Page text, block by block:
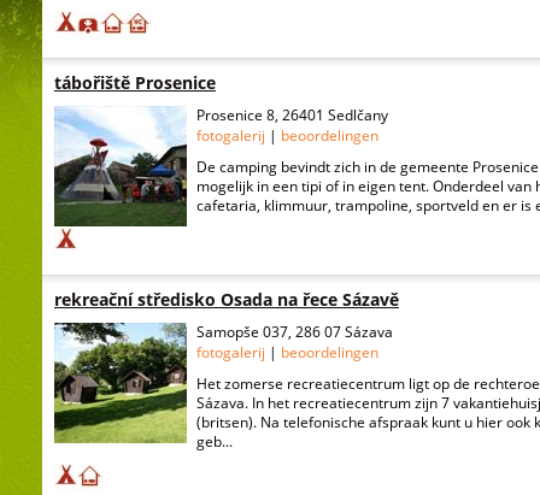
tábořiště Prosenice
Prosenice 8, 26401 Sedlčany
fotogalerij | beoordelingen
De camping bevindt zich in de gemeente
mogelijk in een tipi of in eigen tent. Onderdeel van
cafetaria, klimmuur, trampoline, sportveld en er is
rekreační středisko Osada na řece Sázavě
Samopše 037, 286 07 Sázava
fotogalerij | beoordelingen
Het zomerse recreatiecentrum ligt op de
Sázava. In het recreatiecentrum zijn 7
(britsen). Na telefonische afspraak kunt u hier ook
geb...